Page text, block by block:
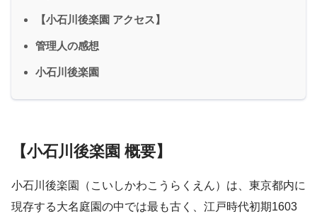
【小石川後楽園 アクセス】
管理人の感想
小石川後楽園
【小石川後楽園 概要】
小石川後楽園（こいしかわこうらくえん）は、東京都内に
現存する大名庭園の中では最も古く、江戸時代初期1603